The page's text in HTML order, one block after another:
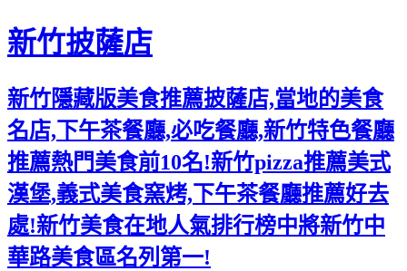
新竹披薩店
新竹隱藏版美食推薦披薩店,當地的美食
名店,下午茶餐廳,必吃餐廳,新竹特色餐廳
推薦熱門美食前10名!新竹pizza推薦美式
漢堡,義式美食窯烤,下午茶餐廳推薦好去
處!新竹美食在地人氣排行榜中將新竹中
華路美食區名列第一!